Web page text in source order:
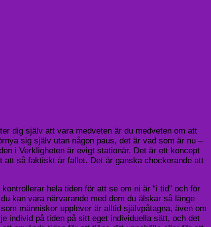
dig själv att vara medveten är du medveten om att
sig själv utan någon paus, det är vad som är nu –
i Verkligheten är evigt stationär. Det är ett koncept
så faktiskt är fallet. Det är ganska chockerande att
hela tiden för att se om ni är “i tid” och för
kan vara närvarande med dem du älskar så länge
människor upplever är alltid självpåtagna, även om
individ på tiden på sitt eget individuella sätt, och det